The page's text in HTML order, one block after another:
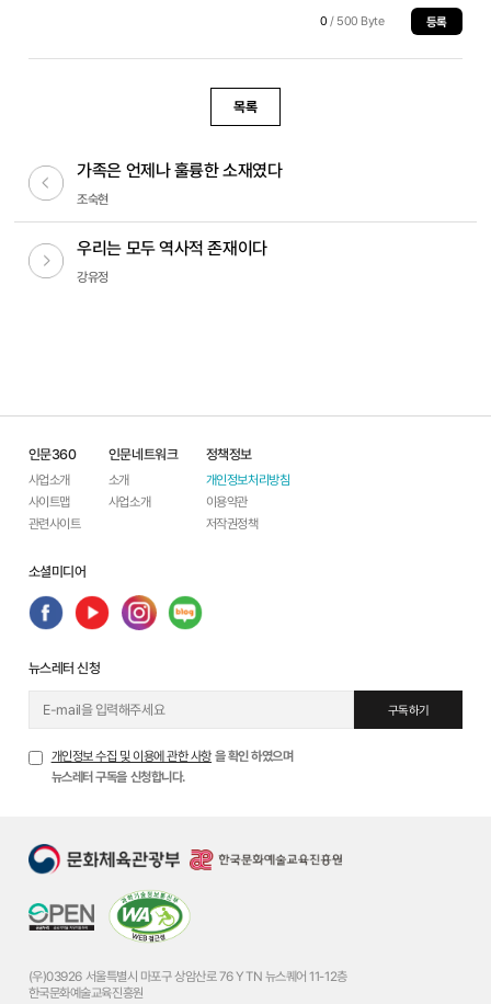
0 / 500 Byte 등록
목록
이전글
가족은 언제나 훌륭한 소재였다
조숙현
다음글
우리는 모두 역사적 존재이다
강유정
인문360
사업소개
사이트맵
관련사이트
인문네트워크
소개
사업소개
정책정보
개인정보처리방침
이용약관
저작권정책
소셜미디어
뉴스레터 신청
구독하기
개인정보 수집 및 이용에 관한 사항 을 확인 하였으며
뉴스레터 구독을 신청합니다.
(우)03926 서울특별시 마포구 상암산로 76 YTN 뉴스퀘어 11-12층
한국문화예술교육진흥원